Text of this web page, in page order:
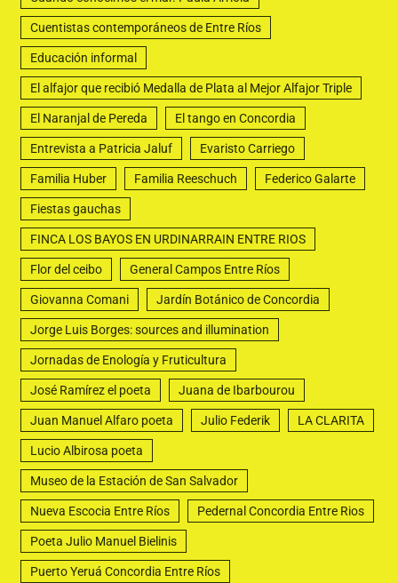
Cuentistas contemporáneos de Entre Ríos
Educación informal
El alfajor que recibió Medalla de Plata al Mejor Alfajor Triple
El Naranjal de Pereda El tango en Concordia
Entrevista a Patricia Jaluf Evaristo Carriego
Familia Huber Familia Reeschuch Federico Galarte
Fiestas gauchas
FINCA LOS BAYOS EN URDINARRAIN ENTRE RIOS
Flor del ceibo General Campos Entre Ríos
Giovanna Comani Jardín Botánico de Concordia
Jorge Luis Borges: sources and illumination
Jornadas de Enología y Fruticultura
José Ramírez el poeta Juana de Ibarbourou
Juan Manuel Alfaro poeta Julio Federik LA CLARITA
Lucio Albirosa poeta
Museo de la Estación de San Salvador
Nueva Escocia Entre Ríos Pedernal Concordia Entre Rios
Poeta Julio Manuel Bielinis
Puerto Yeruá Concordia Entre Ríos